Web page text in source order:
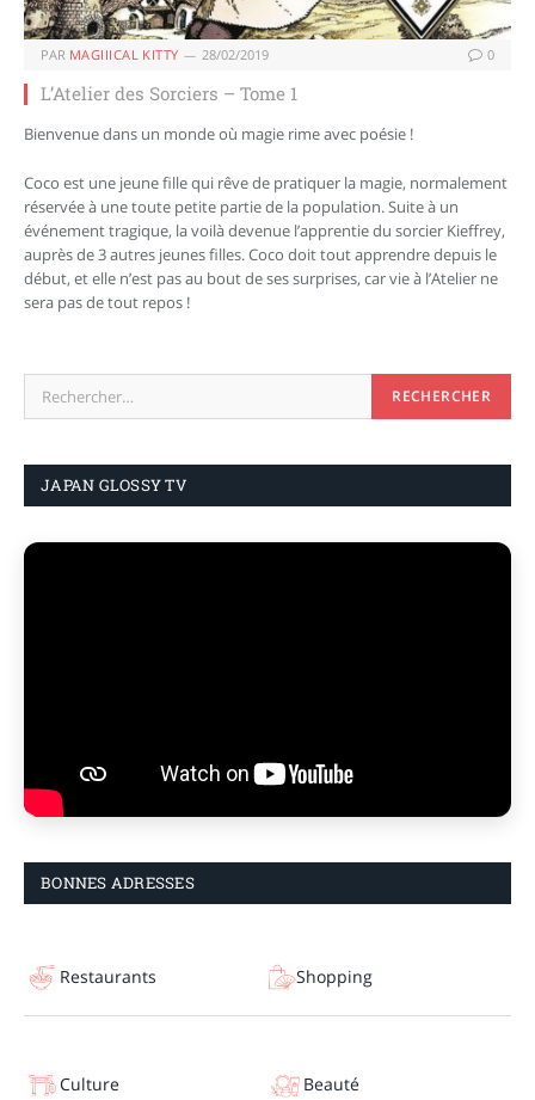
PAR MAGIIICAL KITTY 28/02/2019 0
L’Atelier des Sorciers – Tome 1
Bienvenue dans un monde où magie rime avec poésie !
Coco est une jeune fille qui rêve de pratiquer la magie, normalement
réservée à une toute petite partie de la population. Suite à un
événement tragique, la voilà devenue l’apprentie du sorcier Kieffrey,
auprès de 3 autres jeunes filles. Coco doit tout apprendre depuis le
début, et elle n’est pas au bout de ses surprises, car vie à l’Atelier ne
sera pas de tout repos !
JAPAN GLOSSY TV
BONNES ADRESSES
Restaurants Shopping
Culture Beauté